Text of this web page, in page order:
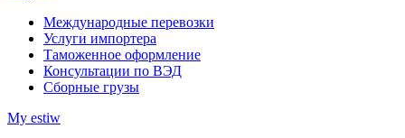
Международные перевозки
Услуги импортера
Таможенное оформление
Консультации по ВЭД
Сборные грузы
My estiw